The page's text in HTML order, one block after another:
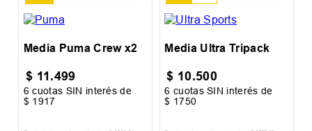
Media Puma Crew x2
$ 11.499
6 cuotas SIN interés de
$ 1917
Media Ultra Tripack
$ 10.500
6 cuotas SIN interés de
$ 1750